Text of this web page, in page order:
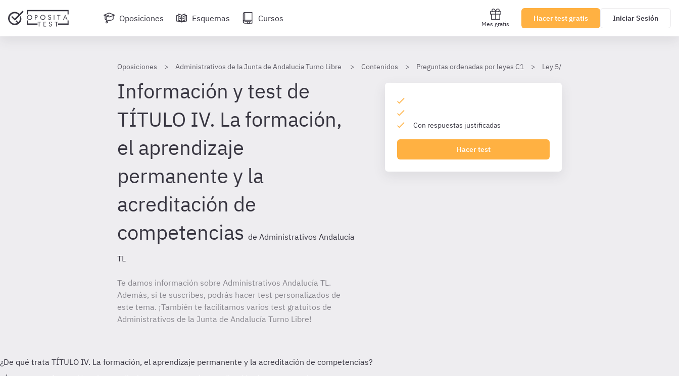
Oposiciones Esquemas Cursos
Mes gratis
Hacer test gratis Iniciar Sesión
Oposiciones Administrativos de la Junta de Andalucía Turno Libre Contenidos Preguntas ordenadas por leyes C1 Ley 5/2023, de 7 de junio, de la Función
Información y test de
TÍTULO IV. La formación,
el aprendizaje
permanente y la
acreditación de
competencias de Administrativos Andalucía
TL
Te damos información sobre Administrativos Andalucía TL.
Además, si te suscribes, podrás hacer test personalizados de
este tema. ¡También te facilitamos varios test gratuitos de
Administrativos de la Junta de Andalucía Turno Libre!
Con respuestas justificadas
Hacer test